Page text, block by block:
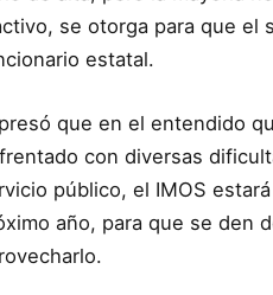
se otorga para que el
estatal.
que en el entendido
con diversas
público, el IMOS
año, para que se den